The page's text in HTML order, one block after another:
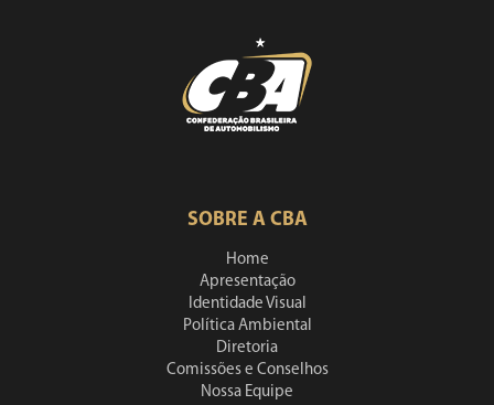
SOBRE A CBA
Home
Apresentação
Identidade Visual
Política Ambiental
Diretoria
Comissões e Conselhos
Nossa Equipe